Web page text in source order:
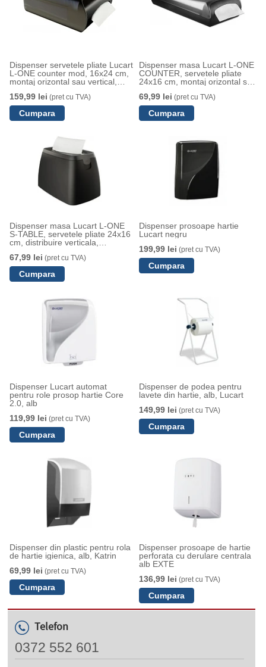
Dispenser servetele pliate Lucart
L-ONE counter mod, 16x24 cm,
montaj orizontal sau vertical,
159,99 lei (pret cu TVA)
Dispenser masa Lucart L-ONE
COUNTER, servetele pliate
24x16 cm, montaj orizontal sau
69,99 lei (pret cu TVA)
Dispenser masa Lucart L-ONE
S-TABLE, servetele pliate 24x16
cm, distribuire verticala,
67,99 lei (pret cu TVA)
Dispenser prosoape hartie
Lucart negru
199,99 lei (pret cu TVA)
Dispenser Lucart automat
pentru role prosop hartie Core
2.0, alb
119,99 lei (pret cu TVA)
Dispenser de podea pentru
lavete din hartie, alb, Lucart
149,99 lei (pret cu TVA)
Dispenser din plastic pentru rola
de hartie igienica, alb, Katrin
69,99 lei (pret cu TVA)
Dispenser prosoape de hartie
perforata cu derulare centrala
alb EXTE
136,99 lei (pret cu TVA)
Telefon
0372 552 601